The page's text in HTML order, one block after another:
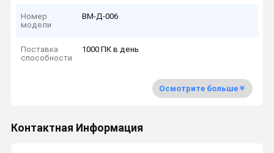
Номер
модели
ВМ-Д-006
Поставка
способности
1000 ПК в день
Осмотрите больше
Контактная Информация